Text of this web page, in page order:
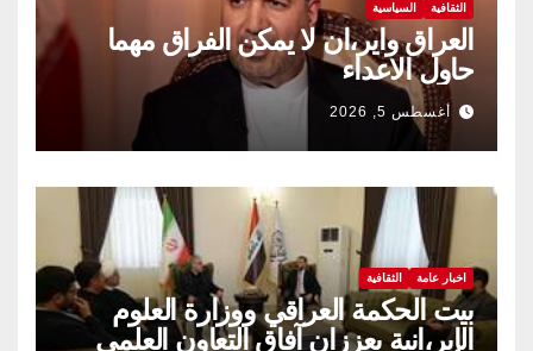
الثقافية السياسية
العراق واير،ان لا يمكن الفراق مهما
حاول الاعداء
أغسطس 5, 2026
اخبار عامة الثقافية
بيت الحكمة العراقي ووزارة العلوم
الإير،انية يعززان آفاق التعاون العلمي